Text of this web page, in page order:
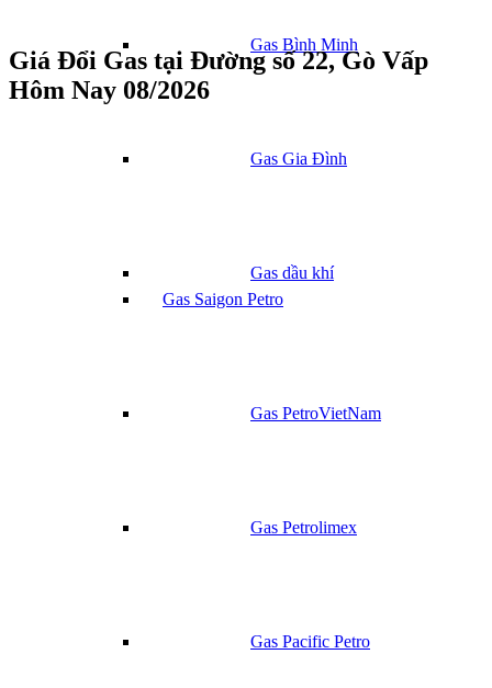
Gas Bình Minh
Gas Gia Đình
Gas dầu khí
Gas Saigon Petro
Gas PetroVietNam
Gas Petrolimex
Gas Pacific Petro
Giá Đổi Gas tại Đường số 22, Gò Vấp
Hôm Nay 08/2026